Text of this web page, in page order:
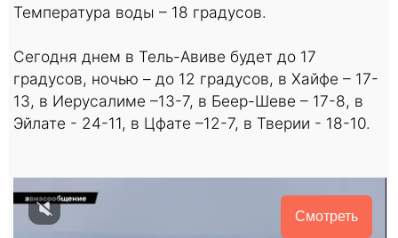
Температура воды – 18 градусов.
Сегодня днем в Тель-Авиве будет до 17
градусов, ночью – до 12 градусов, в Хайфе – 17-
13, в Иерусалиме –13-7, в Беер-Шеве – 17-8, в
Эйлате - 24-11, в Цфате –12-7, в Тверии - 18-10.
Смотреть